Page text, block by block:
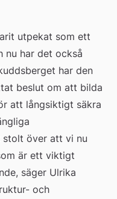
utpekat som ett
nu har det också
har den
beslut om att bilda
att långsiktigt säkra
över att vi nu
är ett viktigt
säger Ulrika
och